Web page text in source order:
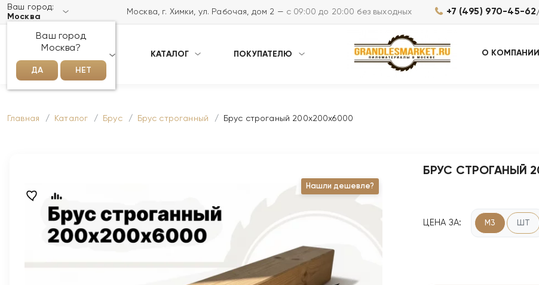
Ваш город:
Москва
Ваш город
Москва?
ДА НЕТ
Москва, г. Химки, ул. Рабочая, дом 2 — с 09:00 до 20:00 без выходных +7 (495) 970-45-62
КАТАЛОГ ПОКУПАТЕЛЮ О КОМПАНИИ
Главная Каталог Брус Брус строганный Брус строганый 200х200х6000
Нашли дешевле?
БРУС СТРОГАНЫЙ
ЦЕНА ЗА: М3 ШТ